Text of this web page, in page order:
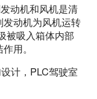
动机和风机是清
动机为风机运转
被吸入箱体内部
用。
计，PLC驾驶室